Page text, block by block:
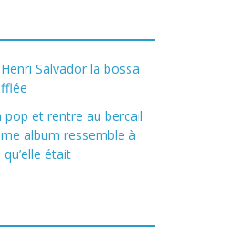
Salvador la bossa
pop et rentre au bercail
album ressemble à
était